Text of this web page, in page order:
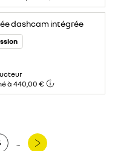
dashcam intégrée
à 440,00 €
...